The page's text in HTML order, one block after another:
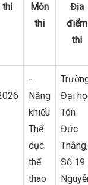
thi
Môn
thi
Địa
điểm
thi
-
Năng
khiếu
Thể
dục
thể
thao
Đại
Tôn
Đức
Thắng,
Số 19